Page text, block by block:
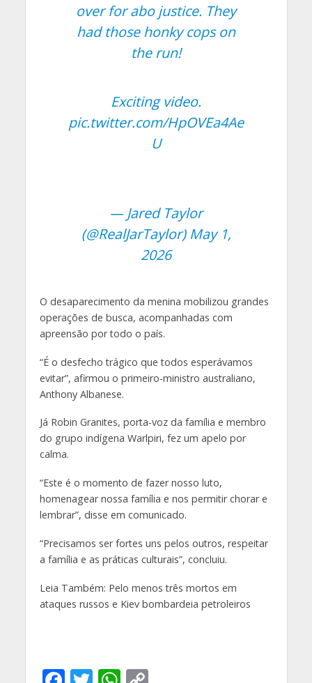
over for abo justice. They
had those honky cops on
the run!
Exciting video.
pic.twitter.com/HpOVEa4Ae
U
— Jared Taylor
(@RealJarTaylor) May 1,
2026
O desaparecimento da menina mobilizou grandes
operações de busca, acompanhadas com
apreensão por todo o país.
“É o desfecho trágico que todos esperávamos
evitar”, afirmou o primeiro-ministro australiano,
Anthony Albanese.
Já Robin Granites, porta-voz da família e membro
do grupo indígena Warlpiri, fez um apelo por
calma.
“Este é o momento de fazer nosso luto,
homenagear nossa família e nos permitir chorar e
lembrar”, disse em comunicado.
“Precisamos ser fortes uns pelos outros, respeitar
a família e as práticas culturais”, concluiu.
Leia Também: Pelo menos três mortos em
ataques russos e Kiev bombardeia petroleiros